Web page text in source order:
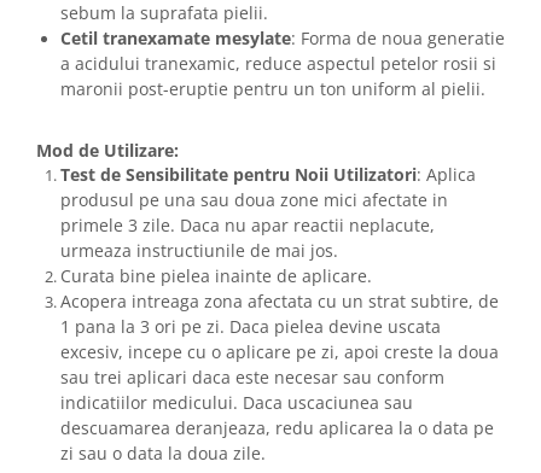
sebum la suprafata pielii.
Cetil tranexamate mesylate: Forma de noua generatie
a acidului tranexamic, reduce aspectul petelor rosii si
maronii post-eruptie pentru un ton uniform al pielii.
Mod de Utilizare:
Test de Sensibilitate pentru Noii Utilizatori: Aplica
produsul pe una sau doua zone mici afectate in
primele 3 zile. Daca nu apar reactii neplacute,
urmeaza instructiunile de mai jos.
Curata bine pielea inainte de aplicare.
Acopera intreaga zona afectata cu un strat subtire, de
1 pana la 3 ori pe zi. Daca pielea devine uscata
excesiv, incepe cu o aplicare pe zi, apoi creste la doua
sau trei aplicari daca este necesar sau conform
indicatiilor medicului. Daca uscaciunea sau
descuamarea deranjeaza, redu aplicarea la o data pe
zi sau o data la doua zile.